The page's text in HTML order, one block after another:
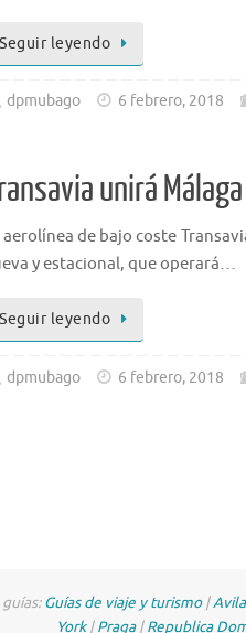
Seguir leyendo
dpmubago 6 febrero, 2018
unirá
aerolínea de bajo coste
y estacional, que operará…
Seguir leyendo
dpmubago 6 febrero, 2018
Guías de viaje y turismo|Avila
York|Praga|Republica